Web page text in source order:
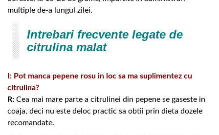
multiple de-a lungul zilei.
Intrebari frecvente legate de
citrulina malat
I: Pot manca pepene rosu in loc sa ma suplimentez cu
citrulina?
R: Cea mai mare parte a citrulinei din pepene se gaseste in
coaja, deci nu este deloc practic sa obtii prin dieta dozele
recomandate.